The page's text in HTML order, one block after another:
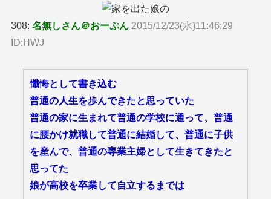
308:名無しさん＠おーぷん 2015/12/23(水)11:46:29
ID:HWJ
懺悔として書き込む
普通の人生を歩んできたと思っていた
普通の家に生まれて普通の学校に通って、普通
に腰かけ就職して普通に結婚して、普通に子供
を産んで、普通の専業主婦として生きてきたと
思ってた
娘が高校を卒業して自立するまでは